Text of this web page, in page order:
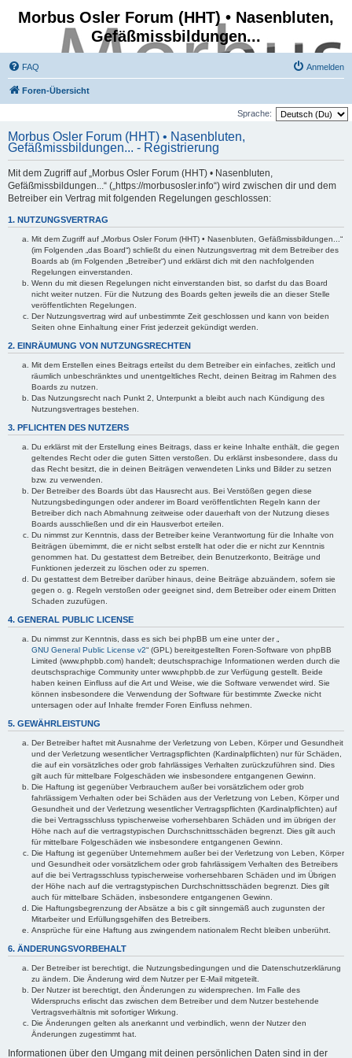
Morbus Osler Forum (HHT) • Nasenbluten,
Gefäßmissbildungen...
FAQ Anmelden
Foren-Übersicht
Sprache:
Morbus Osler Forum (HHT) • Nasenbluten,
Gefäßmissbildungen... - Registrierung
Mit dem Zugriff auf „Morbus Osler Forum (HHT) • Nasenbluten,
Gefäßmissbildungen...“ („https://morbusosler.info“) wird zwischen dir und dem
Betreiber ein Vertrag mit folgenden Regelungen geschlossen:
1. NUTZUNGSVERTRAG
Mit dem Zugriff auf „Morbus Osler Forum (HHT) • Nasenbluten, Gefäßmissbildungen...“
(im Folgenden „das Board“) schließt du einen Nutzungsvertrag mit dem Betreiber des
Boards ab (im Folgenden „Betreiber“) und erklärst dich mit den nachfolgenden
Regelungen einverstanden.
Wenn du mit diesen Regelungen nicht einverstanden bist, so darfst du das Board
nicht weiter nutzen. Für die Nutzung des Boards gelten jeweils die an dieser Stelle
veröffentlichten Regelungen.
Der Nutzungsvertrag wird auf unbestimmte Zeit geschlossen und kann von beiden
Seiten ohne Einhaltung einer Frist jederzeit gekündigt werden.
2. EINRÄUMUNG VON NUTZUNGSRECHTEN
Mit dem Erstellen eines Beitrags erteilst du dem Betreiber ein einfaches, zeitlich und
räumlich unbeschränktes und unentgeltliches Recht, deinen Beitrag im Rahmen des
Boards zu nutzen.
Das Nutzungsrecht nach Punkt 2, Unterpunkt a bleibt auch nach Kündigung des
Nutzungsvertrages bestehen.
3. PFLICHTEN DES NUTZERS
Du erklärst mit der Erstellung eines Beitrags, dass er keine Inhalte enthält, die gegen
geltendes Recht oder die guten Sitten verstoßen. Du erklärst insbesondere, dass du
das Recht besitzt, die in deinen Beiträgen verwendeten Links und Bilder zu setzen
bzw. zu verwenden.
Der Betreiber des Boards übt das Hausrecht aus. Bei Verstößen gegen diese
Nutzungsbedingungen oder anderer im Board veröffentlichten Regeln kann der
Betreiber dich nach Abmahnung zeitweise oder dauerhaft von der Nutzung dieses
Boards ausschließen und dir ein Hausverbot erteilen.
Du nimmst zur Kenntnis, dass der Betreiber keine Verantwortung für die Inhalte von
Beiträgen übernimmt, die er nicht selbst erstellt hat oder die er nicht zur Kenntnis
genommen hat. Du gestattest dem Betreiber, dein Benutzerkonto, Beiträge und
Funktionen jederzeit zu löschen oder zu sperren.
Du gestattest dem Betreiber darüber hinaus, deine Beiträge abzuändern, sofern sie
gegen o. g. Regeln verstoßen oder geeignet sind, dem Betreiber oder einem Dritten
Schaden zuzufügen.
4. GENERAL PUBLIC LICENSE
Du nimmst zur Kenntnis, dass es sich bei phpBB um eine unter der „
GNU General Public License v2“ (GPL) bereitgestellten Foren-Software von phpBB
Limited (www.phpbb.com) handelt; deutschsprachige Informationen werden durch die
deutschsprachige Community unter www.phpbb.de zur Verfügung gestellt. Beide
haben keinen Einfluss auf die Art und Weise, wie die Software verwendet wird. Sie
können insbesondere die Verwendung der Software für bestimmte Zwecke nicht
untersagen oder auf Inhalte fremder Foren Einfluss nehmen.
5. GEWÄHRLEISTUNG
Der Betreiber haftet mit Ausnahme der Verletzung von Leben, Körper und Gesundheit
und der Verletzung wesentlicher Vertragspflichten (Kardinalpflichten) nur für Schäden,
die auf ein vorsätzliches oder grob fahrlässiges Verhalten zurückzuführen sind. Dies
gilt auch für mittelbare Folgeschäden wie insbesondere entgangenen Gewinn.
Die Haftung ist gegenüber Verbrauchern außer bei vorsätzlichem oder grob
fahrlässigem Verhalten oder bei Schäden aus der Verletzung von Leben, Körper und
Gesundheit und der Verletzung wesentlicher Vertragspflichten (Kardinalpflichten) auf
die bei Vertragsschluss typischerweise vorhersehbaren Schäden und im übrigen der
Höhe nach auf die vertragstypischen Durchschnittsschäden begrenzt. Dies gilt auch
für mittelbare Folgeschäden wie insbesondere entgangenen Gewinn.
Die Haftung ist gegenüber Unternehmern außer bei der Verletzung von Leben, Körper
und Gesundheit oder vorsätzlichem oder grob fahrlässigem Verhalten des Betreibers
auf die bei Vertragsschluss typischerweise vorhersehbaren Schäden und im Übrigen
der Höhe nach auf die vertragstypischen Durchschnittsschäden begrenzt. Dies gilt
auch für mittelbare Schäden, insbesondere entgangenen Gewinn.
Die Haftungsbegrenzung der Absätze a bis c gilt sinngemäß auch zugunsten der
Mitarbeiter und Erfüllungsgehilfen des Betreibers.
Ansprüche für eine Haftung aus zwingendem nationalem Recht bleiben unberührt.
6. ÄNDERUNGSVORBEHALT
Der Betreiber ist berechtigt, die Nutzungsbedingungen und die Datenschutzerklärung
zu ändern. Die Änderung wird dem Nutzer per E-Mail mitgeteilt.
Der Nutzer ist berechtigt, den Änderungen zu widersprechen. Im Falle des
Widerspruchs erlischt das zwischen dem Betreiber und dem Nutzer bestehende
Vertragsverhältnis mit sofortiger Wirkung.
Die Änderungen gelten als anerkannt und verbindlich, wenn der Nutzer den
Änderungen zugestimmt hat.
Informationen über den Umgang mit deinen persönlichen Daten sind in der